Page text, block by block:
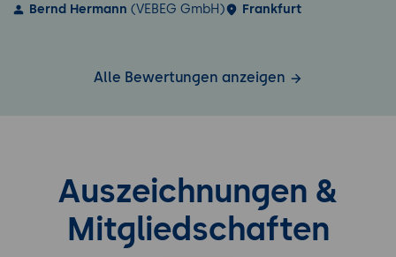
Bernd Hermann (VEBEG GmbH) Frankfurt
Alle Bewertungen anzeigen
Auszeichnungen &
Mitgliedschaften